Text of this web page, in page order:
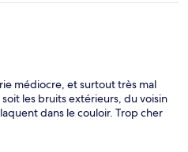
médiocre, et surtout très mal
les bruits extérieurs, du voisin
dans le couloir. Trop cher